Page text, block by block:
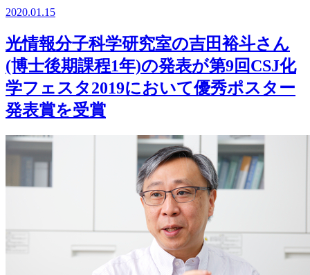
2020.01.15
光情報分子科学研究室の吉田裕斗さん
(博士後期課程1年)の発表が第9回CSJ化
学フェスタ2019において優秀ポスター
発表賞を受賞